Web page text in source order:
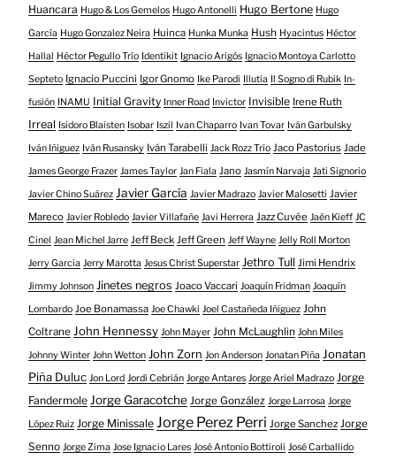
Huancara Hugo & Los Gemelos Hugo Antonelli Hugo Bertone Hugo
García Hugo Gonzalez Neira Huinca Hunka Munka Hush Hyacintus Héctor
Hallal Héctor Pegullo Trío Identikit Ignacio Arigós Ignacio Montoya Carlotto
Septeto Ignacio Puccini Igor Gnomo Ike Parodi Illutia Il Sogno di Rubik In-
fusión INAMU Initial Gravity Inner Road Invictor Invisible Irene Ruth
Irreal Isidoro Blaisten Isobar Iszil Ivan Chaparro Ivan Tovar Iván Garbulsky
Iván Iñiguez Iván Rusansky Iván Tarabelli Jack Rozz Trío Jaco Pastorius Jade
James George Frazer James Taylor Jan Fiala Jano Jasmín Narvaja Jati Signorio
Javier Chino Suárez Javier García Javier Madrazo Javier Malosetti Javier
Mareco Javier Robledo Javier Villafañe Javi Herrera Jazz Cuvée Jaén Kieff JC
Cinel Jean Michel Jarre Jeff Beck Jeff Green Jeff Wayne Jelly Roll Morton
Jerry Garcia Jerry Marotta Jesus Christ Superstar Jethro Tull Jimi Hendrix
Jimmy Johnson Jinetes negros Joaco Vaccari Joaquín Fridman Joaquín
Lombardo Joe Bonamassa Joe Chawki Joel Castañeda Iñiguez John
Coltrane John Hennessy John Mayer John McLaughlin John Miles
Johnny Winter John Wetton John Zorn Jon Anderson Jonatan Piña Jonatan
Piña Duluc Jon Lord Jordi Cebrián Jorge Antares Jorge Ariel Madrazo Jorge
Fandermole Jorge Garacotche Jorge González Jorge Larrosa Jorge
López Ruiz Jorge Minissale Jorge Perez Perri Jorge Sanchez Jorge
Senno Jorge Zima Jose Ignacio Lares José Antonio Bottiroli José Carballido